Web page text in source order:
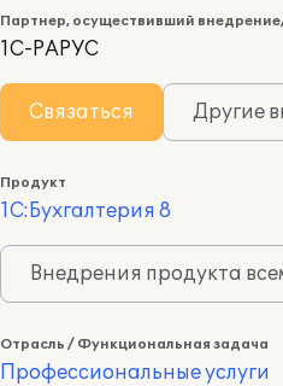
Партнер, осуществивший
1С-РАРУС
Связаться Другие
Продукт
1С:Бухгалтерия 8
Внедрения продукта
Отрасль / Функциональная задача
Профессиональные услуги